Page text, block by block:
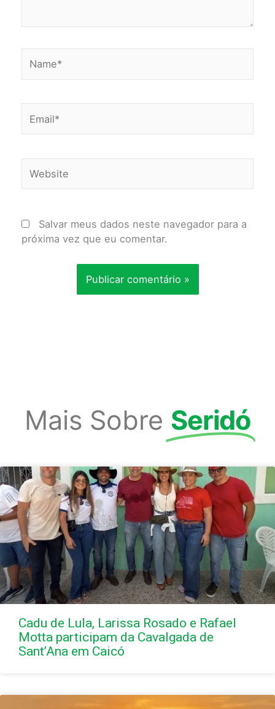
Salvar meus dados neste navegador para a
próxima vez que eu comentar.
Mais Sobre Seridó
Cadu de Lula, Larissa Rosado e Rafael
Motta participam da Cavalgada de
Sant’Ana em Caicó